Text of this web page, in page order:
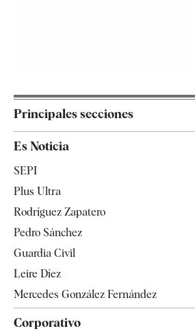
Principales secciones
España
Televisión
Es Noticia
SEPI
Plus Ultra
Rodríguez Zapatero
Pedro Sánchez
Guardia Civil
Leire Díez
Mercedes González Fernández
Corporativo